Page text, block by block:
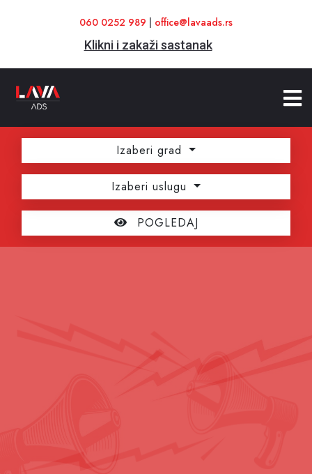
060 0252 989 office@lavaads.rs
Klikni i zakaži sastanak
Izaberi grad
Izaberi uslugu
POGLEDAJ
AGENCIJA ZA OGLAŠAVANJE
Snažno prenosimo vašu poruku